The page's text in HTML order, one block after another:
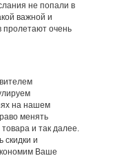
не попали в
важной и
пролетают очень
на нашем
менять
и так далее.
и
Ваше